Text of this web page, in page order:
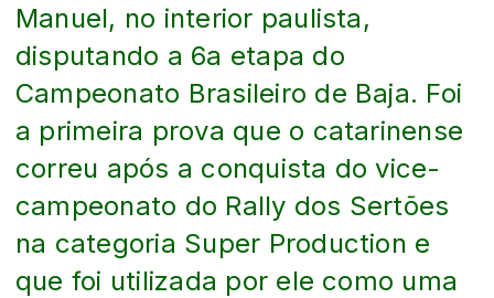
Manuel, no interior paulista,
disputando a 6a etapa do
Campeonato Brasileiro de Baja. Foi
a primeira prova que o catarinense
correu após a conquista do vice-
campeonato do Rally dos Sertões
na categoria Super Production e
que foi utilizada por ele como uma